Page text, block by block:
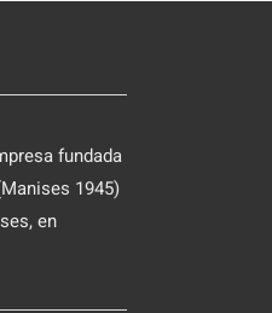
fundada
1945)
en